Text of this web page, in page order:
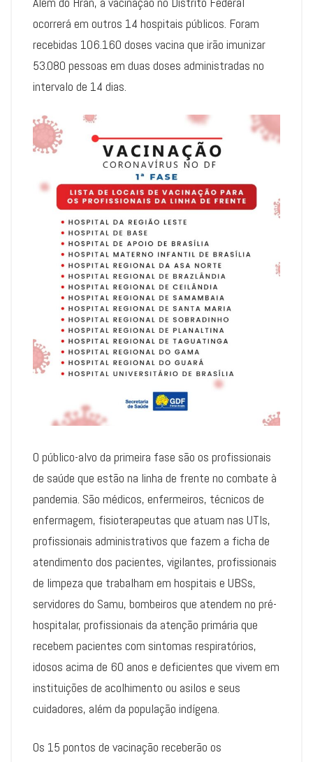
ocorrerá em outros 14 hospitais públicos. Foram
recebidas 106.160 doses vacina que irão imunizar
53.080 pessoas em duas doses administradas no
intervalo de 14 dias.
O público-alvo da primeira fase são os profissionais
de saúde que estão na linha de frente no combate à
pandemia. São médicos, enfermeiros, técnicos de
enfermagem, fisioterapeutas que atuam nas UTIs,
profissionais administrativos que fazem a ficha de
atendimento dos pacientes, vigilantes, profissionais
de limpeza que trabalham em hospitais e UBSs,
servidores do Samu, bombeiros que atendem no pré-
hospitalar, profissionais da atenção primária que
recebem pacientes com sintomas respiratórios,
idosos acima de 60 anos e deficientes que vivem em
instituições de acolhimento ou asilos e seus
cuidadores, além da população indígena.
Os 15 pontos de vacinação receberão os